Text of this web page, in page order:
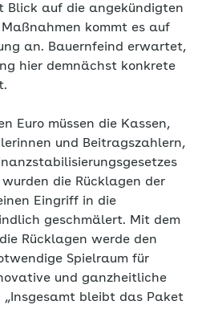
Blick auf die angekündigten
kommt es auf
an. Bauernfeind erwartet,
hier demnächst konkrete
Euro müssen die Kassen,
und Beitragszahlern,
die Rücklagen der
Eingriff in die
geschmälert. Mit dem
Rücklagen werde den
Spielraum für
und ganzheitliche
„Insgesamt bleibt das Paket